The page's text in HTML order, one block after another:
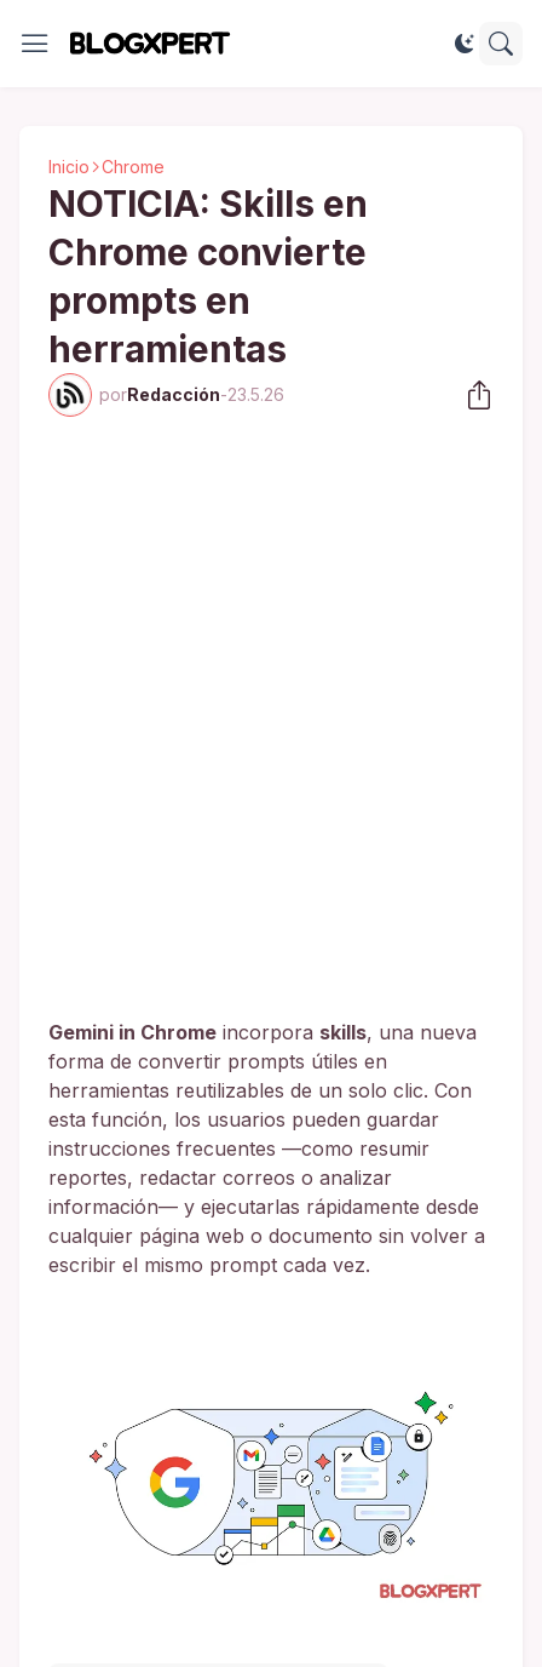
Inicio Chrome
NOTICIA: Skills en
Chrome convierte
prompts en
herramientas
porRedacción-23.5.26
Gemini in Chrome incorpora skills, una nueva
forma de convertir prompts útiles en
herramientas reutilizables de un solo clic. Con
esta función, los usuarios pueden guardar
instrucciones frecuentes —como resumir
reportes, redactar correos o analizar
información— y ejecutarlas rápidamente desde
cualquier página web o documento sin volver a
escribir el mismo prompt cada vez.